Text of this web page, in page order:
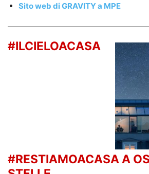
Sito web di GRAVITY a MPE
#ILCIELOACASA
#RESTIAMOACASA A